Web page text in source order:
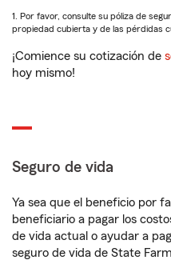
1. Por favor, consulte su póliza de
propiedad cubierta y de las pérdidas
¡Comience su cotización de
hoy mismo!
Seguro de vida
Ya sea que el beneficio por
beneficiario a pagar los
de vida actual o ayudar a
seguro de vida de State